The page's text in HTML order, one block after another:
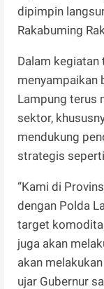
dipimpin
Rakabuming
Dalam kegiatan
menyampaikan
Lampung terus
sektor,
mendukung
strategis
“Kami di
dengan Polda
target
juga akan
akan
ujar Gubernur